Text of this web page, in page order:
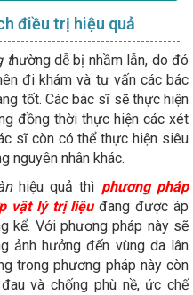
điều trị hiệu quả
thường dễ bị nhầm lẫn, do đó
đi khám và tư vấn các bác
tốt. Các bác sĩ sẽ thực hiện
đồng thời thực hiện các xét
sĩ còn có thể thực hiện siêu
nguyên nhân khác.
hiệu quả thì phương pháp
vật lý trị liệuđang được áp
kể. Với phương pháp này sẽ
ảnh hưởng đến vùng da lân
trong phương pháp này còn
và chống phù nề, ức chế